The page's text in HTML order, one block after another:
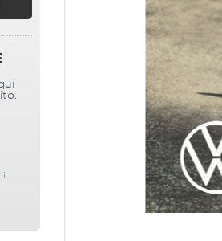
il